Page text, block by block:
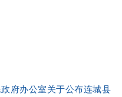
府办公室关于公布连城县